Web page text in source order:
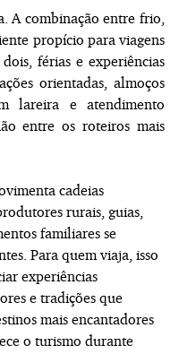
A combinação entre frio,
propício para viagens
férias e experiências
orientadas, almoços
lareira e atendimento
entre os roteiros mais
cadeias
rurais, guias,
familiares se
Para quem viaja, isso
experiências
e tradições que
mais encantadores
o turismo durante